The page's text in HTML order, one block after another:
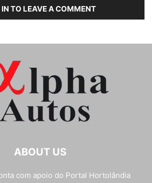
IN TO LEAVE A COMMENT
ABOUT US
com apoio do Portal Hortolândia